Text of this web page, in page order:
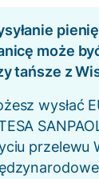
może
tańsze z
wysłać
przelewu